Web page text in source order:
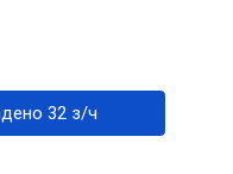
Найдено 32 з/ч